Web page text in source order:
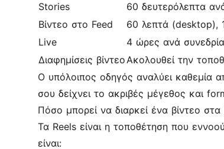
Stories
60 δευτερόλεπτα
Βίντεο στο Feed
60 λεπτά (desktop),
Live
4 ώρες ανά συνεδρία
Διαφημίσεις βίντεοΑκολουθεί την
Ο υπόλοιπος οδηγός αναλύει καθεμία
σου δείχνει το ακριβές μέγεθος και
Πόσο μπορεί να διαρκεί ένα βίντεο
Τα Reels είναι η τοποθέτηση που
είναι: